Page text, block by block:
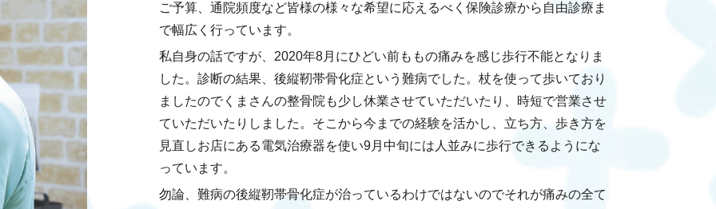
ご予算、通院頻度など皆様の様々な希望に応えるべく保険診療から自由診療ま
で幅広く行っています。
私自身の話ですが、2020年8月にひどい前ももの痛みを感じ歩行不能となりま
した。診断の結果、後縦靭帯骨化症という難病でした。杖を使って歩いており
ましたのでくまさんの整骨院も少し休業させていただいたり、時短で営業させ
ていただいたりしました。そこから今までの経験を活かし、立ち方、歩き方を
見直しお店にある電気治療器を使い9月中旬には人並みに歩行できるようにな
っています。
勿論、難病の後縦靭帯骨化症が治っているわけではないのでそれが痛みの全て